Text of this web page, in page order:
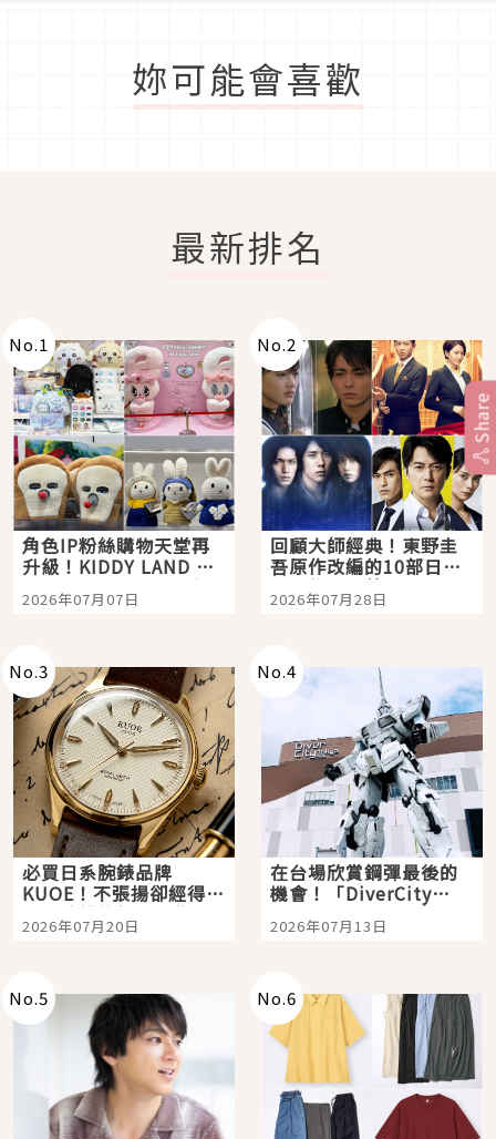
妳可能會喜歡
最新排名
No.1
角色IP粉絲購物天堂再
升級！KIDDY LAND 原
宿店吉伊卡哇迎客，新
開幕 OMOKADO 店3分
2026年07月07日
No.2
回顧大師經典！東野圭
吾原作改編的10部日本
影視作品推薦
2026年07月28日
No.3
必買日系腕錶品牌
KUOE！不張揚卻經得起
時間洗鍊的經典之作五
選
2026年07月20日
No.4
在台場欣賞鋼彈最後的
機會！「DiverCity
Tokyo Plaza」搭船、
購物、美食及夜景，一
2026年07月13日
No.5 No.6
Share